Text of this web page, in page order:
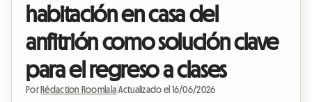
habitación en casa del
anfitrión como solución clave
para el regreso a clases
Por Rédaction Roomlala |Actualizado el 16/06/2026